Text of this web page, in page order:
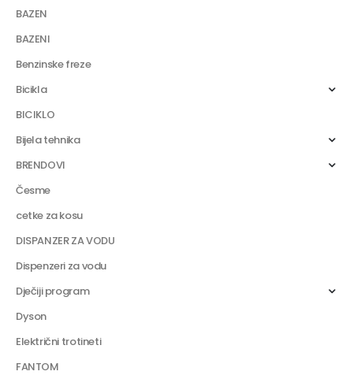
BAZEN
BAZENI
Benzinske freze
Bicikla
BICIKLO
Bijela tehnika
BRENDOVI
Česme
cetke za kosu
DISPANZER ZA VODU
Dispenzeri za vodu
Dječiji program
Dyson
Električni trotineti
FANTOM